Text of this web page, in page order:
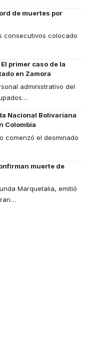
de muertes por
consecutivos colocado
primer caso de la
en Zamora
administrativo del
…
Nacional Bolivariana
Colombia
comenzó el desminado
muerte de
Marquetalia, emitió
…